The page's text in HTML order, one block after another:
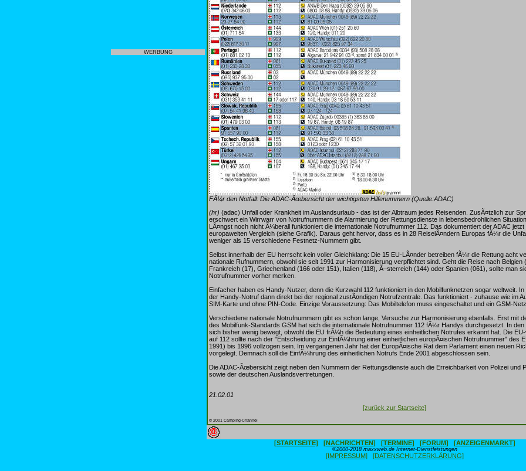
WERBUNG
FÃ¼r den Notfall: Die ADAC-Ãœbersicht der wichtigsten Hilfenummern (Quelle:ADAC)
(hr) (adac) Unfall oder Krankheit im Auslandsurlaub - das ist der Albtraum jedes Reisenden. ZusÃ¤tzlich zur
erschwert ein Wirrwarr von Notrufnummern die Alarmierung der Rettungsdienste in lebensbedrohlichen
LÃ¤ngst noch nicht Ã¼berall funktioniert die internationale Notrufnummer 112. Das dokumentiert der ADAC jetzt
europaweiten Vergleich (siehe Grafik). Daraus geht hervor, dass es in 28 ReiselÃ¤ndern Europas fÃ¼r die
weniger als 15 verschiedene Festnetz-Nummern gibt.
Selbst innerhalb der EU herrscht kein voller Gleichklang: Die 15 EU-LÃ¤nder betreiben fÃ¼r die Rettung acht
nationale Rufnummern, obwohl sie seit 1991 zur Harmonisierung verpflichtet sind. Geht die Reise nach Belgien
Frankreich (17), Griechenland (166 oder 151), Italien (118), Ã–sterreich (144) oder Spanien (061), sollte man
Notrufnummer vorher merken.
Einfacher haben es Handy-Nutzer, denn die Kurzwahl 112 funktioniert in den Mobilfunknetzen sogar weltweit.
der Handy-Notruf dann direkt bei der regional zustÃ¤ndigen Notrufzentrale. Das funktioniert - zuhause wie im
SIM-Karte und ohne PIN-Code. Einzige Voraussetzung: Das Mobiltelefon muss eingeschaltet und ein GSM-
Verschiedene nationale Notrufnummern gibt es schon lange, Versuche zur Harmonisierung ebenfalls. Erst mit
des Mobilfunk-Standards GSM hat sich die internationale Notrufnummer 112 fÃ¼r Handys durchgesetzt. In
sich bisher wenig bewegt, obwohl die EU frÃ¼h die Bedeutung eines einheitlichen Notrufes erkannt hat. Die
auf 112 sollte nach der "Entscheidung zur EinfÃ¼hrung einer einheitlichen europÃ¤ischen Notrufnummer" des
1991) bis 1996 vollzogen sein. Im vergangenen Jahr hat der EuropÃ¤ische Rat dem Parlament einen neuen
vorgelegt. Demnach soll die EinfÃ¼hrung des einheitlichen Notrufs Ende 2001 abgeschlossen sein.
Die ADAC-Ãœbersicht zeigt neben den Nummern der Rettungsdienste auch die Erreichbarkeit von Polizei und
sowie der deutschen Auslandsvertretungen.
21.02.01
[zurück zur Startseite]
© 2001 Camping-Channel
[STARTSEITE] [NACHRICHTEN] [TERMINE] [FORUM] [ANZEIGENMARKT]
©2000-2018 maxxweb.de Internet-Dienstleistungen
[IMPRESSUM] [DATENSCHUTZERKLÄRUNG]